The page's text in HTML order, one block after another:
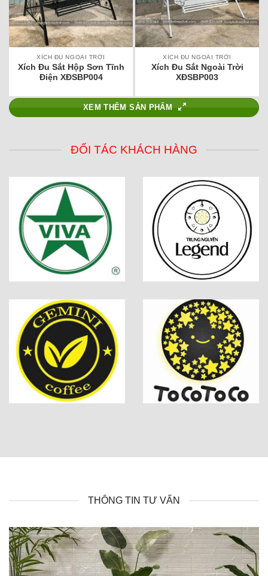
XÍCH ĐU NGOÀI TRỜI
Xích Đu Sắt Hộp Sơn Tĩnh
Điện XĐSBP004
XÍCH ĐU NGOÀI TRỜI
Xích Đu Sắt Ngoài Trời
XĐSBP003
XEM THÊM SẢN PHẨM
ĐỐI TÁC KHÁCH HÀNG
THÔNG TIN TƯ VẤN